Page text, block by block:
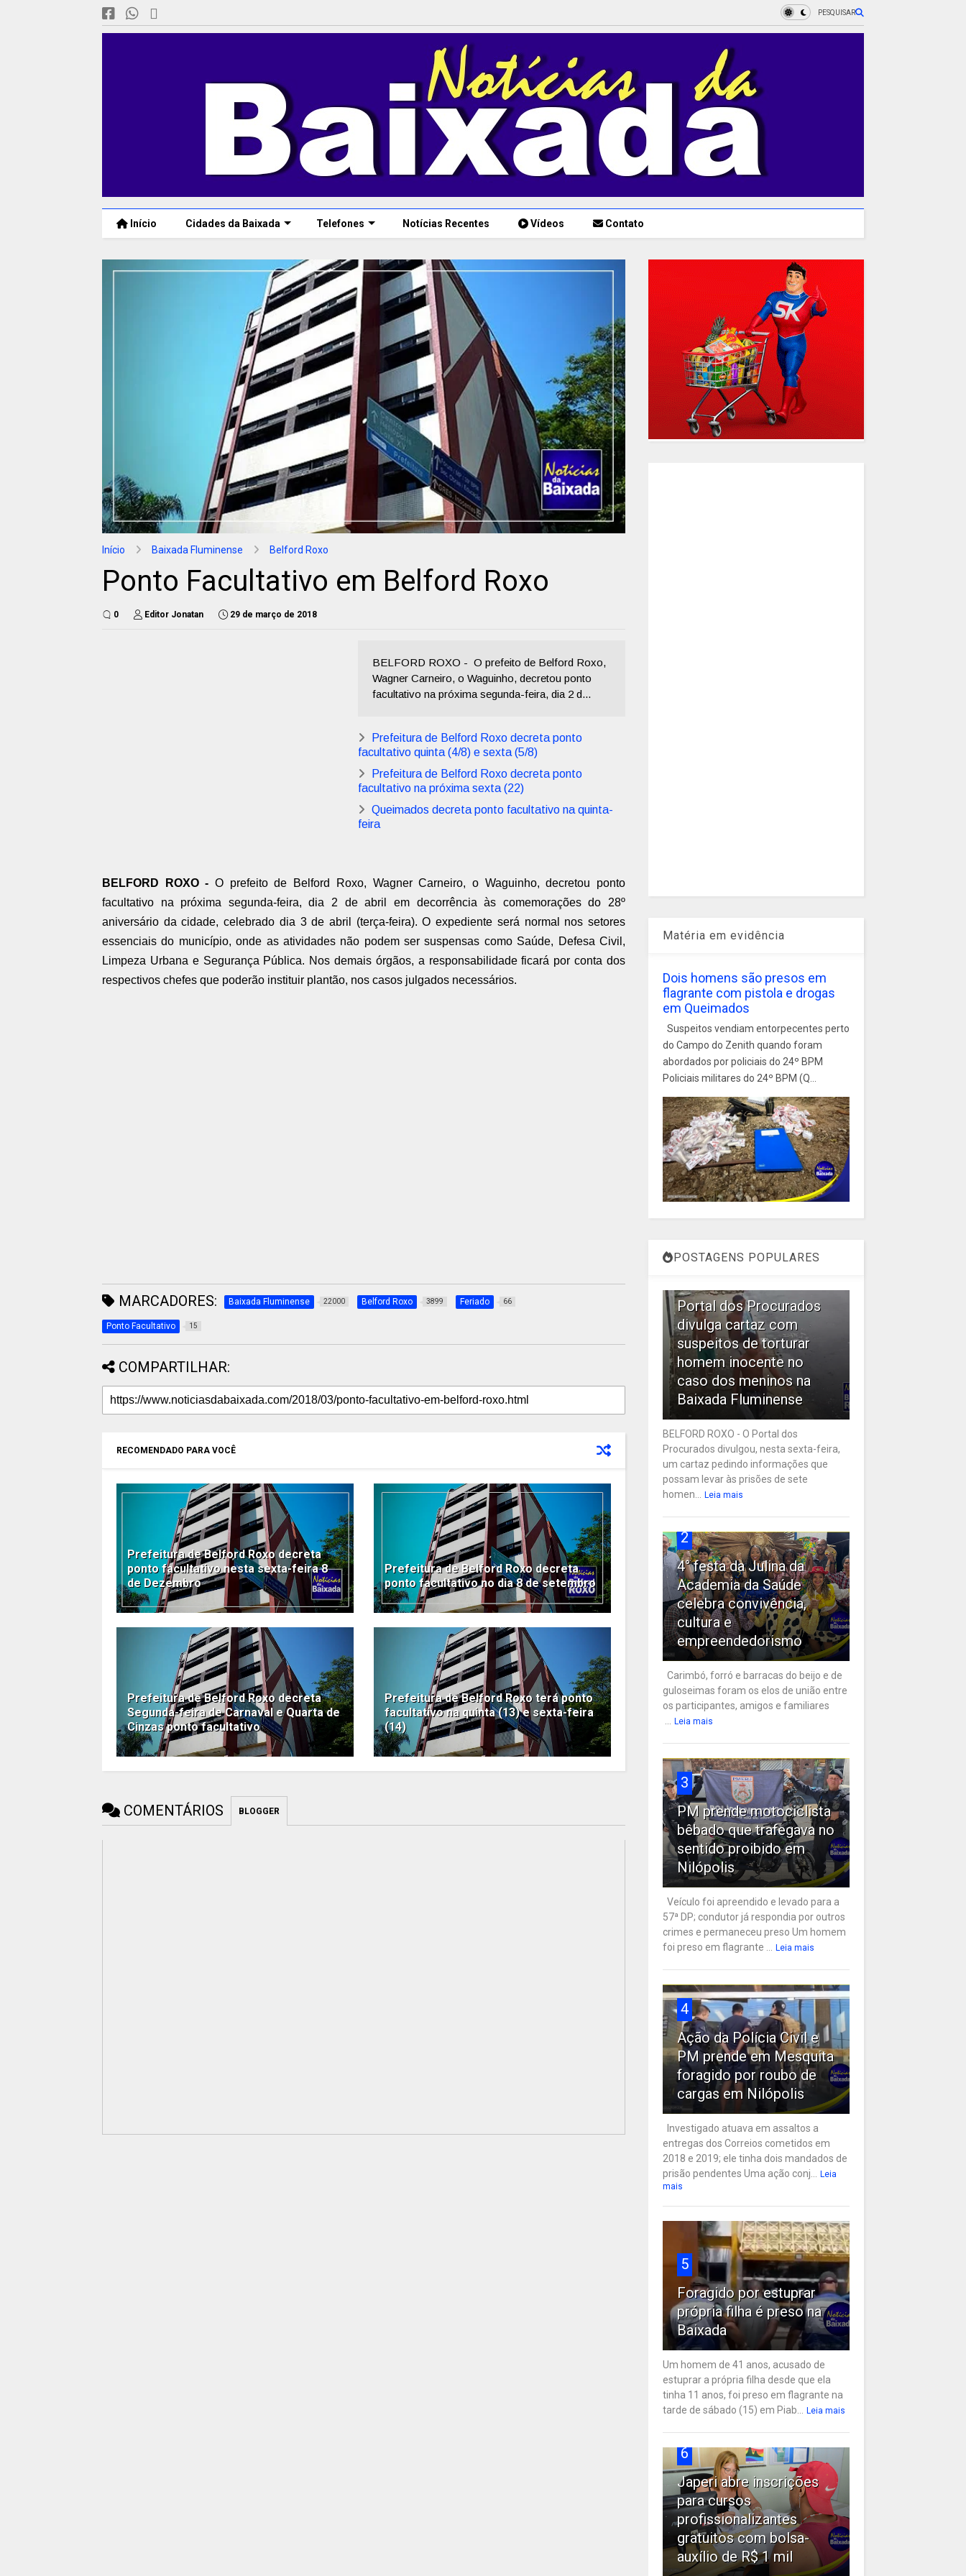
PESQUISAR
Início Cidades da Baixada Telefones Notícias Recentes Vídeos Contato
Início Baixada Fluminense Belford Roxo
Ponto Facultativo em Belford Roxo
0 Editor Jonatan 29 de março de 2018
BELFORD ROXO - O prefeito de Belford Roxo,
Wagner Carneiro, o Waguinho, decretou ponto
facultativo na próxima segunda-feira, dia 2 d...
Prefeitura de Belford Roxo decreta ponto
facultativo quinta (4/8) e sexta (5/8)
Prefeitura de Belford Roxo decreta ponto
facultativo na próxima sexta (22)
Queimados decreta ponto facultativo na quinta-
feira
BELFORD ROXO -O prefeito de Belford Roxo, Wagner Carneiro, o Waguinho, decretou ponto
facultativo na próxima segunda-feira, dia 2 de abril em decorrência às comemorações do 28º
aniversário da cidade, celebrado dia 3 de abril (terça-feira). O expediente será normal nos setores
essenciais do município, onde as atividades não podem ser suspensas como Saúde, Defesa Civil,
Limpeza Urbana e Segurança Pública. Nos demais órgãos, a responsabilidade ficará por conta dos
respectivos chefes que poderão instituir plantão, nos casos julgados necessários.
MARCADORES: Baixada Fluminense 22000 Belford Roxo 3899 Feriado 66
Ponto Facultativo 15
COMPARTILHAR:
RECOMENDADO PARA VOCÊ
Prefeitura de Belford Roxo decreta
ponto facultativo nesta sexta-feira 8
de Dezembro
Prefeitura de Belford Roxo decreta
ponto facultativo no dia 8 de setembro
Prefeitura de Belford Roxo decreta
Segunda-feira de Carnaval e Quarta de
Cinzas ponto facultativo
Prefeitura de Belford Roxo terá ponto
facultativo na quinta (13) e sexta-feira
(14)
COMENTÁRIOS BLOGGER
Matéria em evidência
Dois homens são presos em
flagrante com pistola e drogas
em Queimados
Suspeitos vendiam entorpecentes perto
do Campo do Zenith quando foram
abordados por policiais do 24º BPM
Policiais militares do 24º BPM (Q...
POSTAGENS POPULARES
Portal dos Procurados
divulga cartaz com
suspeitos de torturar
homem inocente no
caso dos meninos na
Baixada Fluminense
BELFORD ROXO - O Portal dos
Procurados divulgou, nesta sexta-feira,
um cartaz pedindo informações que
possam levar às prisões de sete
homen... Leia mais
2
4° festa da Julina da
Academia da Saúde
celebra convivência,
cultura e
empreendedorismo
Carimbó, forró e barracas do beijo e de
guloseimas foram os elos de união entre
os participantes, amigos e familiares
... Leia mais
3
PM prende motociclista
bêbado que trafegava no
sentido proibido em
Nilópolis
Veículo foi apreendido e levado para a
57ª DP; condutor já respondia por outros
crimes e permaneceu preso Um homem
foi preso em flagrante ... Leia mais
4
Ação da Polícia Civil e
PM prende em Mesquita
foragido por roubo de
cargas em Nilópolis
Investigado atuava em assaltos a
entregas dos Correios cometidos em
2018 e 2019; ele tinha dois mandados de
prisão pendentes Uma ação conj... Leia
mais
5
Foragido por estuprar
própria filha é preso na
Baixada
Um homem de 41 anos, acusado de
estuprar a própria filha desde que ela
tinha 11 anos, foi preso em flagrante na
tarde de sábado (15) em Piab... Leia mais
6
Japeri abre inscrições
para cursos
profissionalizantes
gratuitos com bolsa-
auxílio de R$ 1 mil